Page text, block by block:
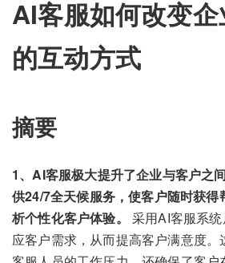
AI客服如何改变
的互动方式
摘要
1、AI客服极大提升了企业与客户之
供24/7全天候服务，使客户随时获
析个性化客户体验。
采用AI客服系
应客户需求，从而提高客户满意度